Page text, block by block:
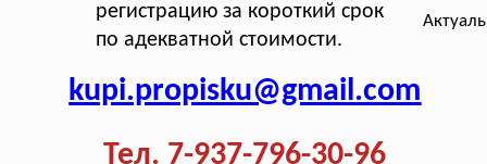
регистрацию за короткий срок
по адекватной стоимости.
kupi.propisku@gmail.com
Тел. 7-937-796-30-96